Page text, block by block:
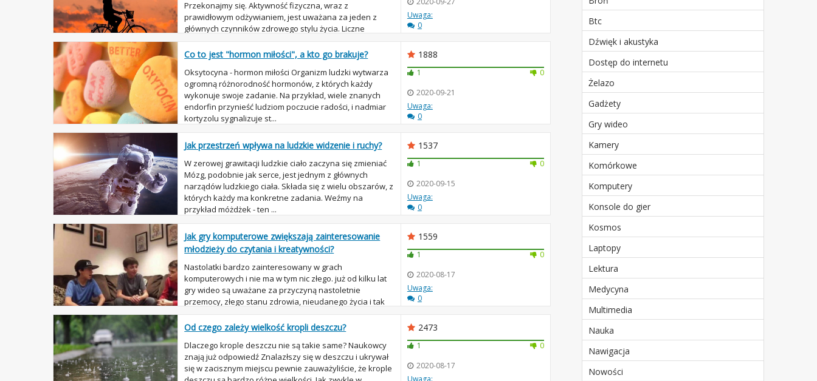
Przekonajmy się. Aktywność fizyczna, wraz z
prawidłowym odżywianiem, jest uważana za jeden z
głównych czynników zdrowego stylu życia. Liczne
badania naukowe wykazały, że reg...
Uwaga:
0
Co to jest "hormon miłości", a kto go brakuje?
Oksytocyna - hormon miłości Organizm ludzki wytwarza
ogromną różnorodność hormonów, z których każdy
wykonuje swoje zadanie. Na przykład, wiele znanych
endorfin przynieść ludziom poczucie radości, i nadmiar
kortyzolu sygnalizuje st...
1888
1
0
2020-09-21
Uwaga:
0
Jak przestrzeń wpływa na ludzkie widzenie i ruchy?
W zerowej grawitacji ludzkie ciało zaczyna się zmieniać
Mózg, podobnie jak serce, jest jednym z głównych
narządów ludzkiego ciała. Składa się z wielu obszarów, z
których każdy ma konkretne zadania. Weźmy na
przykład móżdżek - ten ...
1537
1
0
2020-09-15
Uwaga:
0
Jak gry komputerowe zwiększają zainteresowanie
młodzieży do czytania i kreatywności?
Nastolatki bardzo zainteresowany w grach
komputerowych i nie ma w tym nic złego. już od kilku lat
gry wideo są uważane za przyczyną nastoletnie
przemocy, złego stanu zdrowia, nieudanego życia i tak
dalej. Rodzice niektórych nastol...
1559
1
0
2020-08-17
Uwaga:
0
Od czego zależy wielkość kropli deszczu?
Dlaczego krople deszczu nie są takie same? Naukowcy
znają już odpowiedź Znalazłszy się w deszczu i ukrywał
się w zacisznym miejscu pewnie zauważyliście, że krople
2473
1
0
2020-08-17
Uwaga:
Btc
Dźwięk i akustyka
Dostęp do internetu
Żelazo
Gadżety
Gry wideo
Kamery
Komórkowe
Komputery
Konsole do gier
Kosmos
Laptopy
Lektura
Medycyna
Multimedia
Nauka
Nawigacja
Nowości